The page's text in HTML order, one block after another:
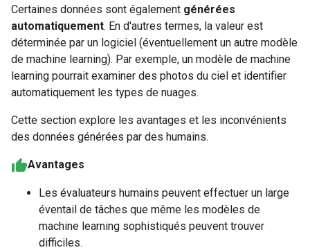
Certaines données sont également générées
automatiquement. En d'autres termes, la valeur est
déterminée par un logiciel (éventuellement un autre modèle
de machine learning). Par exemple, un modèle de machine
learning pourrait examiner des photos du ciel et identifier
automatiquement les types de nuages.
Cette section explore les avantages et les inconvénients
des données générées par des humains.
Avantages
Les évaluateurs humains peuvent effectuer un large
éventail de tâches que même les modèles de
machine learning sophistiqués peuvent trouver
difficiles.